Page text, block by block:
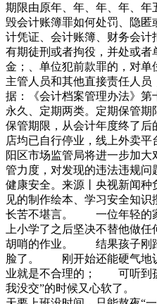
期限由原年、年、年、年、
毁会计账簿罪如何处罚、隐
计凭证、会计账簿、财务会
有期徒刑或者拘役，并处或
金；、单位犯前款罪的，对
主管人员和其他直接责任人
据：《会计档案管理办法》
永久、定期两类。定期保管
保管期限，从会计年度终了后
店均已自行停业，线上外卖
阳区市场监管局将进一步加
管力度，对发现的违法违规
健康安全。来源丨央视新闻
见的制作绘本、学习安全知
长苦不堪言。 一位年轻的
上小学了之后坚决不替他做
胡哨的作业。 结果孩子刚
脸了。 刚开始还能硬气地
业就是不合理的； 可听到
我没交”的时候又心软了